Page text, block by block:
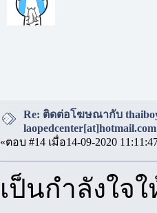
Re: ติดต่อโฆษณากับ
«ตอบ #14 เมื่อ14-09-2020
เป็นกำลังใจ